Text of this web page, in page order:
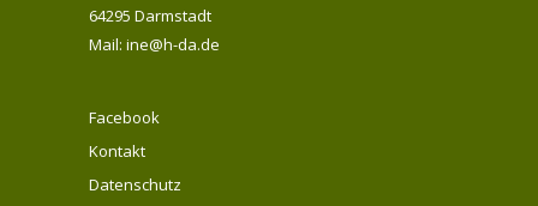
64295 Darmstadt
Mail: ine@h-da.de
Facebook
Kontakt
Datenschutz